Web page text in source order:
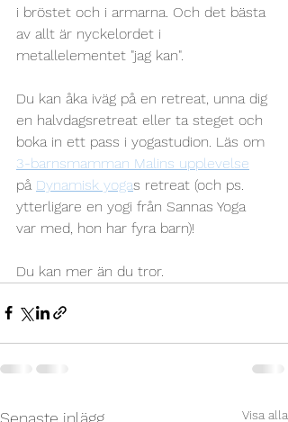
i bröstet och i armarna. Och det bästa
av allt är nyckelordet i
metallelementet "jag kan".
Du kan åka iväg på en retreat, unna dig
en halvdagsretreat eller ta steget och
boka in ett pass i yogastudion. Läs om
3-barnsmamman Malins upplevelse
på Dynamisk yogas retreat (och ps.
ytterligare en yogi från Sannas Yoga
var med, hon har fyra barn)!
Du kan mer än du tror.
Senaste inlägg Visa alla